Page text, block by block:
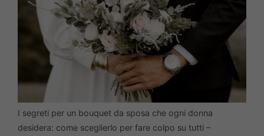
I segreti per un bouquet da sposa che ogni donna
desidera: come sceglierlo per fare colpo su tutti –